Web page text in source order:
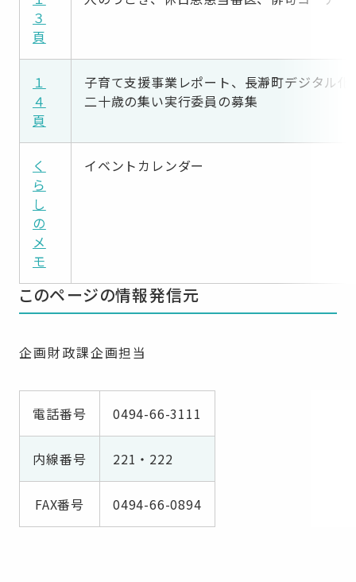
３
頁
１
４
頁
子育て支援事業レポート、長瀞町デジタル
二十歳の集い実行委員の募集
く
ら
し
の
メ
モ
イベントカレンダー
このページの情報発信元
企画財政課企画担当
電話番号 0494-66-3111
内線番号 221・222
FAX番号 0494-66-0894